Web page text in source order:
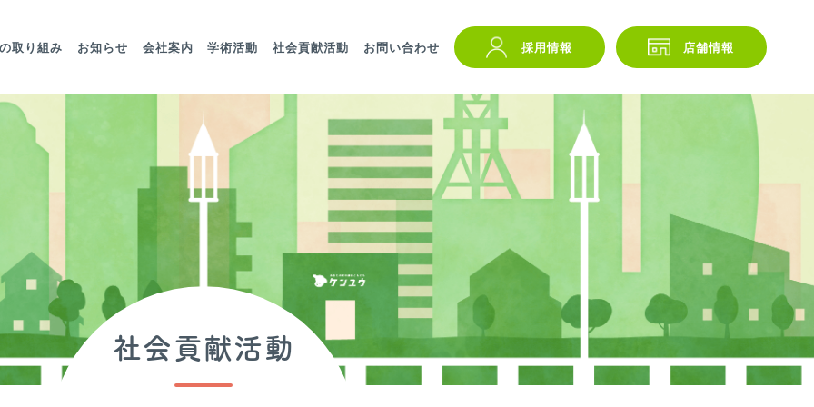
取り組み お知らせ 会社案内 学術活動 社会貢献活動 お問い合わせ 採用情報 店舗情報
社会貢献活動